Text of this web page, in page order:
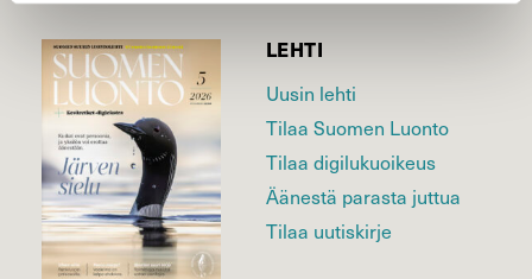
LEHTI
Uusin lehti
Tilaa Suomen Luonto
Tilaa digilukuoikeus
Äänestä parasta juttua
Tilaa uutiskirje